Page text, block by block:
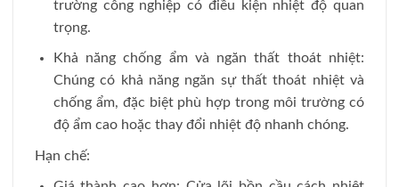
trường công nghiệp có điều kiện nhiệt độ quan
trọng.
Khả năng chống ẩm và ngăn thất thoát nhiệt:
Chúng có khả năng ngăn sự thất thoát nhiệt và
chống ẩm, đặc biệt phù hợp trong môi trường có
độ ẩm cao hoặc thay đổi nhiệt độ nhanh chóng.
Hạn chế: